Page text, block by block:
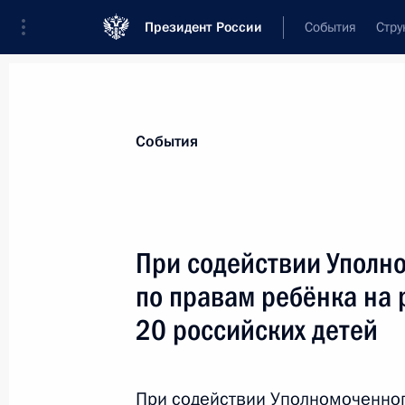
Президент России События
Перечень поручений по итогам
22 июля 2024 года, 19:00
События
При содействии
по правам ребёнка
20 российских детей
При содействии